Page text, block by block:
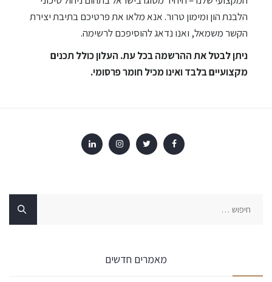
הלבנת הון ומימון טרור. אנא מלאו את פרטיכם בתיבת יצירת
הקשר משמאל, ואנו נדאג להוסיפכם לרשימה.
ניתן לבטל את ההרשמה בכל עת. העלון כולל תכנים
מקצועיים בלבד ואינו מכיל חומר פרסומי.
מאמרים חדשים